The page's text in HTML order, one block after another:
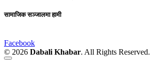
सामाजिक सञ्जालमा हामी
Facebook
© 2026 Dabali Khabar. All Rights Reserved.